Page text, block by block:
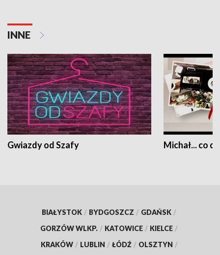
INNE
Gwiazdy od Szafy Michał... co
BIAŁYSTOK / BYDGOSZCZ / GDAŃSK /
GORZÓW WLKP. / KATOWICE / KIELCE /
KRAKÓW / LUBLIN / ŁÓDŹ / OLSZTYN /